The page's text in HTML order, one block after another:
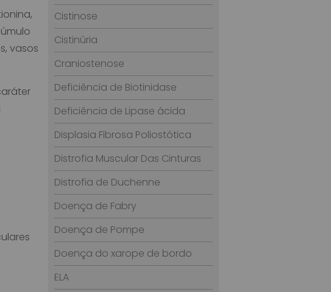
vasos
Cistinose
Cistinúria
Craniostenose
Deficiência de Biotinidase
Deficiência de Lipase ácida
Displasia Fibrosa Poliostótica
Distrofia Muscular Das Cinturas
Distrofia de Duchenne
Doença de Fabry
Doença de Pompe
Doença do xarope de bordo
ELA